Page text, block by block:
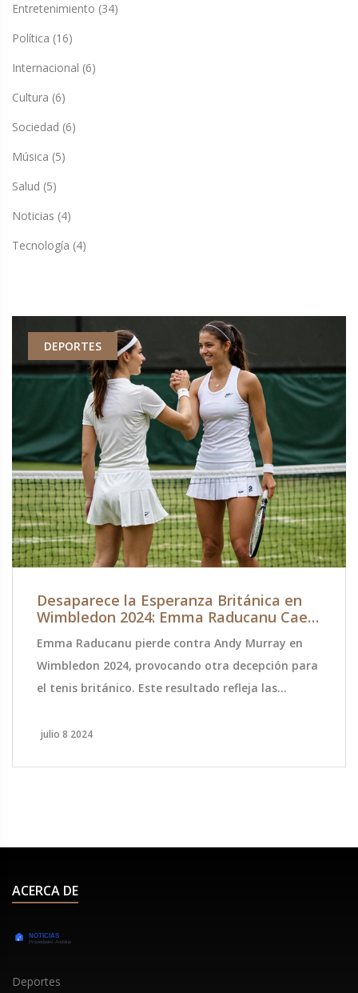
Entretenimiento (34)
Política (16)
Internacional (6)
Cultura (6)
Sociedad (6)
Música (5)
Salud (5)
Noticias (4)
Tecnología (4)
DEPORTES
Desaparece la Esperanza Británica en
Wimbledon 2024: Emma Raducanu Cae
Emma Raducanu pierde contra Andy Murray en
Wimbledon 2024, provocando otra decepción para
el tenis británico. Este resultado refleja las
británicos en uno de sus terrenos tradicionales
julio 8 2024
ACERCA DE
Deportes